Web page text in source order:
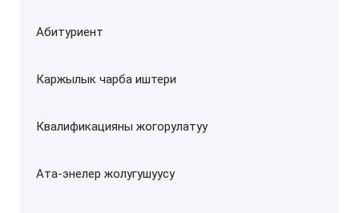
Абитуриент
Каржылык чарба иштери
Квалификацияны жогорулатуу
Ата-энелер жолугушуусу